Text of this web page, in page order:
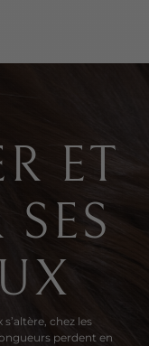
ET
chez les
perdent en